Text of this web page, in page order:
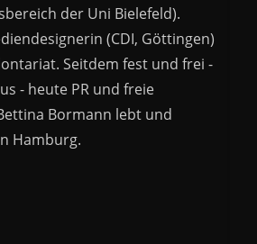
der Uni Bielefeld).
(CDI, Göttingen)
Seitdem fest und frei -
- heute PR und freie
Bormann lebt und
Hamburg.